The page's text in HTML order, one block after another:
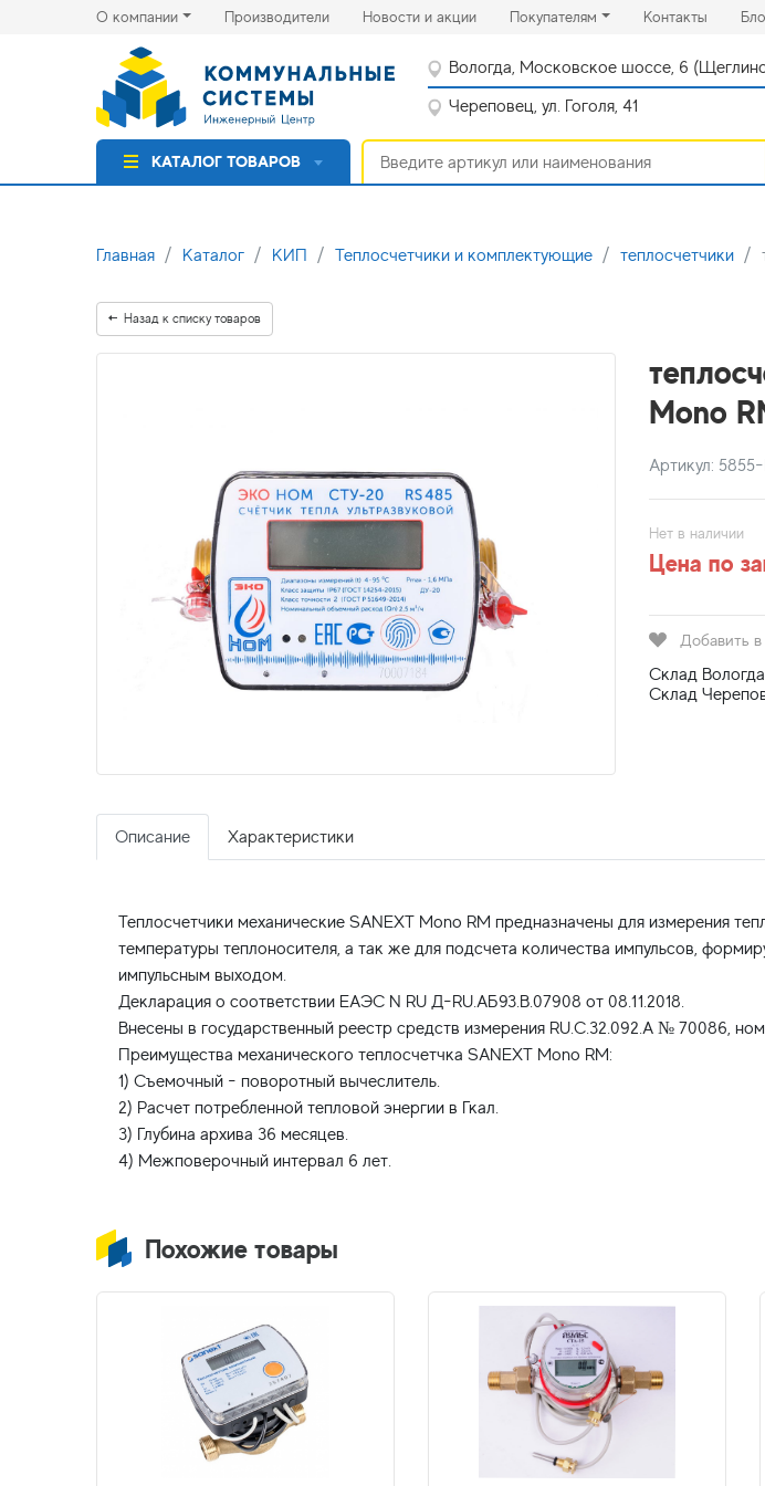
О компании Производители(current)Новости и акции(current)Покупателям Контакты(current)
Вологда, Московское шоссе, 6
Череповец, ул. Гоголя, 41
КАТАЛОГ ТОВАРОВ
Главная Каталог КИП Теплосчетчики и комплектующие теплосчетчики
Назад к списку товаров
Mono
Артикул:
Нет в наличии
Цена по
Добавить
Склад
Склад
Описание Характеристики
Теплосчетчики механические SANEXT Mono RM предназначены для измерения
температуры теплоносителя, а так же для подсчета количества импульсов,
импульсным выходом.
Декларация о соответствии ЕАЭС N RU Д-RU.АБ93.В.07908 от 08.11.2018.
Внесены в государственный реестр средств измерения RU.С.32.092.А № 70086,
Преимущества механического теплосчетчка SANEXT Mono RM:
1) Съемочный - поворотный вычеслитель.
2) Расчет потребленной тепловой энергии в Гкал.
3) Глубина архива 36 месяцев.
Похожие товары